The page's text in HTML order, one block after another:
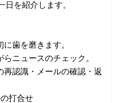
日を紹介します。
歯を磨きます。
ニュースのチェック。
再認識・メールの確認・返
打合せ